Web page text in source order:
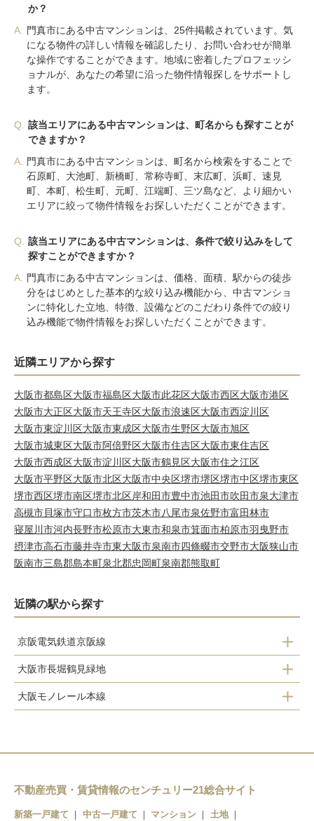
か？
A.
門真市にある中古マンションは、25件掲載されています。気
になる物件の詳しい情報を確認したり、お問い合わせが簡単
な操作ですることができます。地域に密着したプロフェッシ
ョナルが、あなたの希望に沿った物件情報探しをサポートし
ます。
Q.
該当エリアにある中古マンションは、町名からも探すことが
できますか？
A.
門真市にある中古マンションは、町名から検索をすることで
石原町、大池町、新橋町、常称寺町、末広町、浜町、速見
町、本町、松生町、元町、江端町、三ツ島など、より細かい
エリアに絞って物件情報をお探しいただくことができます。
Q.
該当エリアにある中古マンションは、条件で絞り込みをして
探すことができますか？
A.
門真市にある中古マンションは、価格、面積、駅からの徒歩
分をはじめとした基本的な絞り込み機能から、中古マンショ
ンに特化した立地、特徴、設備などのこだわり条件での絞り
込み機能で物件情報をお探しいただくことができます。
近隣エリアから探す
大阪市都島区大阪市福島区大阪市此花区大阪市西区大阪市港区
大阪市大正区大阪市天王寺区大阪市浪速区大阪市西淀川区
大阪市東淀川区大阪市東成区大阪市生野区大阪市旭区
大阪市城東区大阪市阿倍野区大阪市住吉区大阪市東住吉区
大阪市西成区大阪市淀川区大阪市鶴見区大阪市住之江区
大阪市平野区大阪市北区大阪市中央区堺市堺区堺市中区堺市東区
堺市西区堺市南区堺市北区岸和田市豊中市池田市吹田市泉大津市
高槻市貝塚市守口市枚方市茨木市八尾市泉佐野市富田林市
寝屋川市河内長野市松原市大東市和泉市箕面市柏原市羽曳野市
摂津市高石市藤井寺市東大阪市泉南市四條畷市交野市大阪狭山市
阪南市三島郡島本町泉北郡忠岡町泉南郡熊取町
近隣の駅から探す
京阪電気鉄道京阪線
大和田駅
古川橋駅
大阪市長堀鶴見緑地
門真南駅
大阪モノレール本線
不動産売買・賃貸情報のセンチュリー21総合サイト
新築一戸建て 中古一戸建て マンション
土地